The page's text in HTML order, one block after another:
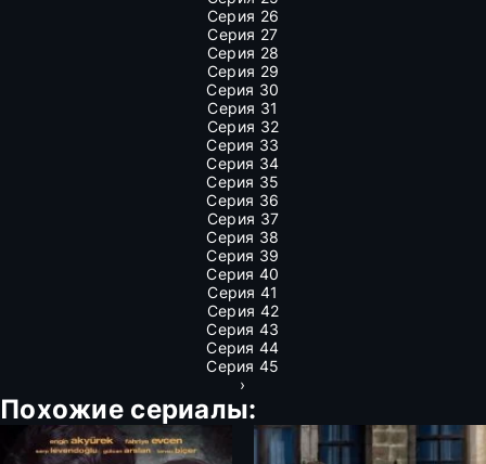
Серия 26
Серия 27
Серия 28
Серия 29
Серия 30
Серия 31
Серия 32
Серия 33
Серия 34
Серия 35
Серия 36
Серия 37
Серия 38
Серия 39
Серия 40
Серия 41
Серия 42
Серия 43
Серия 44
Серия 45
›
Похожие сериалы: